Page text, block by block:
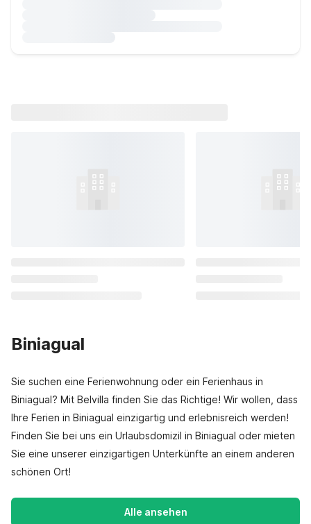
Biniagual
Sie suchen eine Ferienwohnung oder ein Ferienhaus in
Biniagual? Mit Belvilla finden Sie das Richtige! Wir wollen, dass
Ihre Ferien in Biniagual einzigartig und erlebnisreich werden!
Finden Sie bei uns ein Urlaubsdomizil in Biniagual oder mieten
Sie eine unserer einzigartigen Unterkünfte an einem anderen
schönen Ort!
Alle ansehen